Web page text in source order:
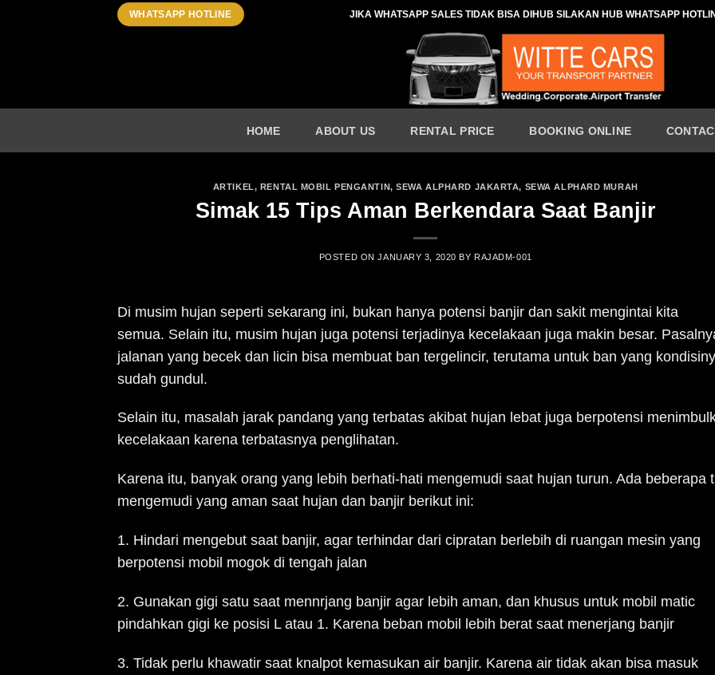
WHATSAPP HOTLINE JIKA WHATSAPP SALES TIDAK BISA DIHUB SILAKAN HUB WHATSAPP
HOME ABOUT US RENTAL PRICE BOOKING ONLINE
ARTIKEL, RENTAL MOBIL PENGANTIN,SEWA ALPHARD JAKARTA, SEWA ALPHARD MURAH
Simak 15 Tips Aman Berkendara Saat Banjir
POSTED ONJANUARY 3, 2020 BY RAJADM-001
Di musim hujan seperti sekarang ini, bukan hanya potensi banjir dan sakit mengintai kita
semua. Selain itu, musim hujan juga potensi terjadinya kecelakaan juga makin besar.
jalanan yang becek dan licin bisa membuat ban tergelincir, terutama untuk ban yang
sudah gundul.
Selain itu, masalah jarak pandang yang terbatas akibat hujan lebat juga berpotensi
kecelakaan karena terbatasnya penglihatan.
Karena itu, banyak orang yang lebih berhati-hati mengemudi saat hujan turun. Ada beberapa
mengemudi yang aman saat hujan dan banjir berikut ini:
1. Hindari mengebut saat banjir, agar terhindar dari cipratan berlebih di ruangan mesin yang
berpotensi mobil mogok di tengah jalan
2. Gunakan gigi satu saat mennrjang banjir agar lebih aman, dan khusus untuk mobil matic
pindahkan gigi ke posisi L atau 1. Karena beban mobil lebih berat saat menerjang banjir
3. Tidak perlu khawatir saat knalpot kemasukan air banjir. Karena air tidak akan bisa masuk